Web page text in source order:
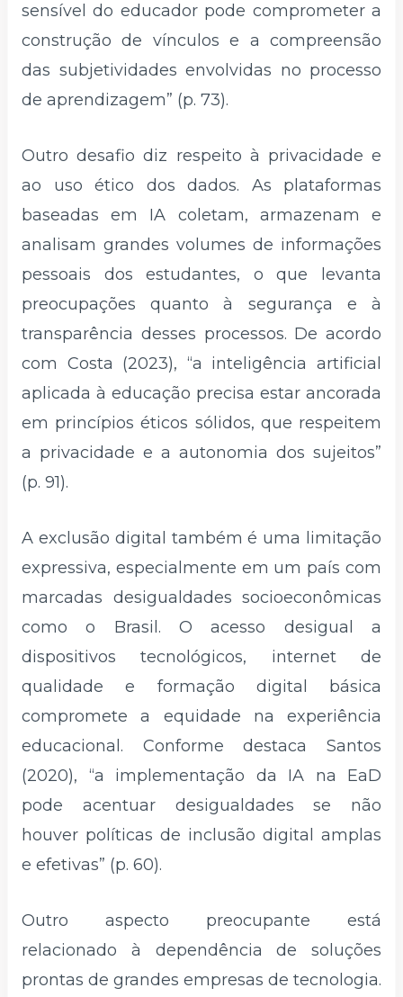
sensível do educador pode comprometer a
construção de vínculos e a compreensão
das subjetividades envolvidas no processo
de aprendizagem” (p. 73).
Outro desafio diz respeito à privacidade e
ao uso ético dos dados. As plataformas
baseadas em IA coletam, armazenam e
analisam grandes volumes de informações
pessoais dos estudantes, o que levanta
preocupações quanto à segurança e à
transparência desses processos. De acordo
com Costa (2023), “a inteligência artificial
aplicada à educação precisa estar ancorada
em princípios éticos sólidos, que respeitem
a privacidade e a autonomia dos sujeitos”
(p. 91).
A exclusão digital também é uma limitação
expressiva, especialmente em um país com
marcadas desigualdades socioeconômicas
como o Brasil. O acesso desigual a
dispositivos tecnológicos, internet de
qualidade e formação digital básica
compromete a equidade na experiência
educacional. Conforme destaca Santos
(2020), “a implementação da IA na EaD
pode acentuar desigualdades se não
houver políticas de inclusão digital amplas
e efetivas” (p. 60).
Outro aspecto preocupante está
relacionado à dependência de soluções
prontas de grandes empresas de tecnologia.